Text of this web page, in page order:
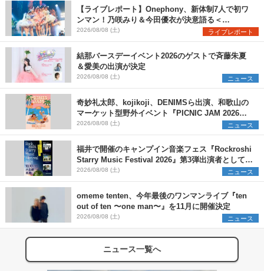
【ライブレポート】Onephony、新体制7人で初ワ
ンマン！乃咲みり＆今田優衣が決意語る＜
Onephony新体制1st Oneman Live はじまりの夏
＞
2026/08/08 (土) ライブレポート
結那バースデーイベント2026のゲストで斉藤朱夏
＆愛美の出演が決定
2026/08/08 (土) ニュース
奇妙礼太郎、kojikoji、DENIMSら出演、和歌山の
マーケット型野外イベント『PICNIC JAM 2026』
早割チケット発売開始
2026/08/08 (土) ニュース
福井で開催のキャンプイン音楽フェス『Rockroshi
Starry Music Festival 2026』第3弾出演者として
SCOOBIE DO、かりゆし58、Reiを発表
2026/08/08 (土) ニュース
omeme tenten、今年最後のワンマンライブ『ten
out of ten 〜one man〜』を11月に開催決定
2026/08/08 (土) ニュース
ニュース一覧へ